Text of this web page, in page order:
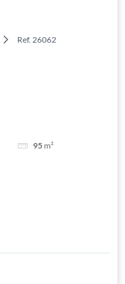
Ref. 26062
95 m²